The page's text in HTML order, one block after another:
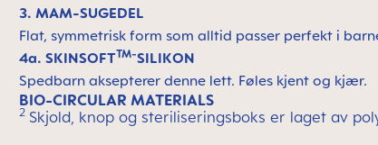
3. MAM-SUGEDEL
Flat, symmetrisk form som alltid passer perfekt i
4a. SKINSOFTTM-SILIKON
Spedbarn aksepterer denne lett. Føles kjent og kjær.
BIO-CIRCULAR MATERIALS
2 Skjold, knop og steriliseringsboks er laget av